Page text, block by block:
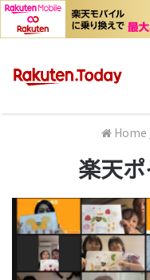
Home
楽天